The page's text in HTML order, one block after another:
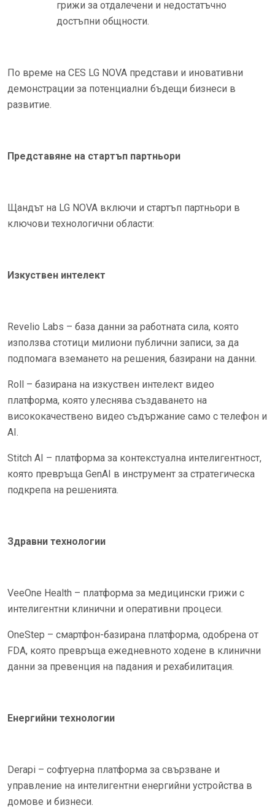
грижи за отдалечени и недостатъчно
достъпни общности.
По време на CES LG NOVA представи и иновативни
демонстрации за потенциални бъдещи бизнеси в
развитие.
Представяне на стартъп партньори
Щандът на LG NOVA включи и стартъп партньори в
ключови технологични области:
Изкуствен интелект
Revelio Labs – база данни за работната сила, която
използва стотици милиони публични записи, за да
подпомага вземането на решения, базирани на данни.
Roll – базирана на изкуствен интелект видео
платформа, която улеснява създаването на
висококачествено видео съдържание само с телефон и
AI.
Stitch AI – платформа за контекстуална интелигентност,
която превръща GenAI в инструмент за стратегическа
подкрепа на решенията.
Здравни технологии
VeeOne Health – платформа за медицински грижи с
интелигентни клинични и оперативни процеси.
OneStep – смартфон-базирана платформа, одобрена от
FDA, която превръща ежедневното ходене в клинични
данни за превенция на падания и рехабилитация.
Енергийни технологии
Derapi – софтуерна платформа за свързване и
управление на интелигентни енергийни устройства в
домове и бизнеси.